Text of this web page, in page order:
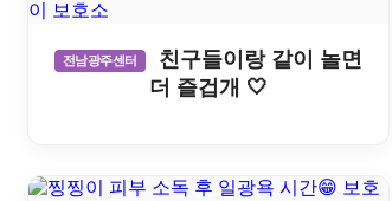
전남광주센터
친구들이랑 같이 놀면
더 즐겁개 🤍